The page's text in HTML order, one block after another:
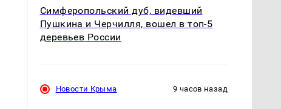
Симферопольский дуб, видевший
Пушкина и Черчилля, вошел в топ-5
деревьев России
Новости Крыма 9 часов назад